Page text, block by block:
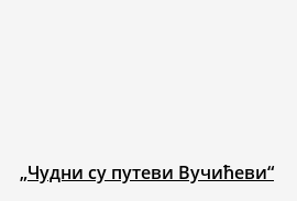
„Чудни су путеви Вучићеви“